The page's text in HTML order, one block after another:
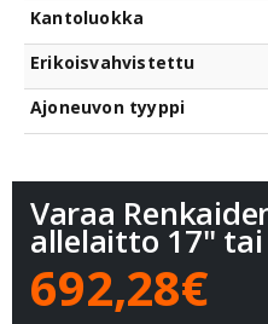
Kantoluokka
Erikoisvahvistettu
Ajoneuvon tyyppi
Varaa
allelaitto 17"
692,28€